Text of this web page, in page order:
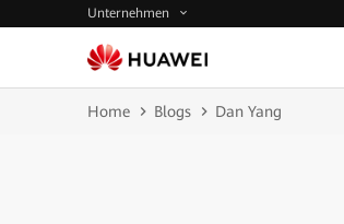
Unternehmen
Home Blogs Dan Yang